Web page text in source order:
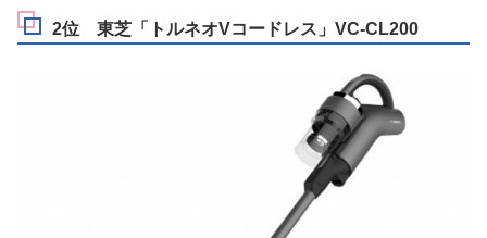
2位 東芝「トルネオVコードレス」VC-CL200